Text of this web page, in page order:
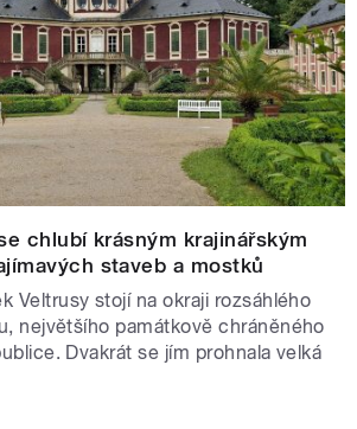
chlubí krásným krajinářským
staveb a mostků
Veltrusy stojí na okraji rozsáhlého
největšího památkově chráněného
Dvakrát se jím prohnala velká